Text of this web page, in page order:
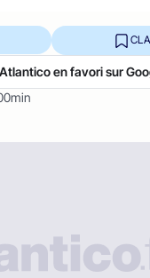
en favori sur